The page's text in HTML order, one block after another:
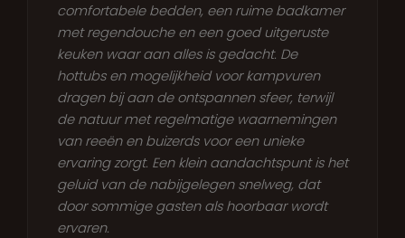
comfortabele bedden, een ruime badkamer
met regendouche en een goed uitgeruste
keuken waar aan alles is gedacht. De
hottubs en mogelijkheid voor kampvuren
dragen bij aan de ontspannen sfeer, terwijl
de natuur met regelmatige waarnemingen
van reeën en buizerds voor een unieke
ervaring zorgt. Een klein aandachtspunt is het
geluid van de nabijgelegen snelweg, dat
door sommige gasten als hoorbaar wordt
ervaren.